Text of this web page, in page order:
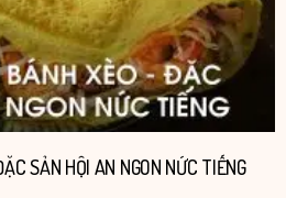
SẢN HỘI AN NGON NỨC TIẾNG